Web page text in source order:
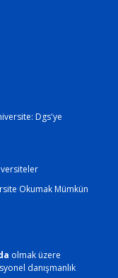
Dgs'ye
Okumak Mümkün
olmak üzere
danışmanlık